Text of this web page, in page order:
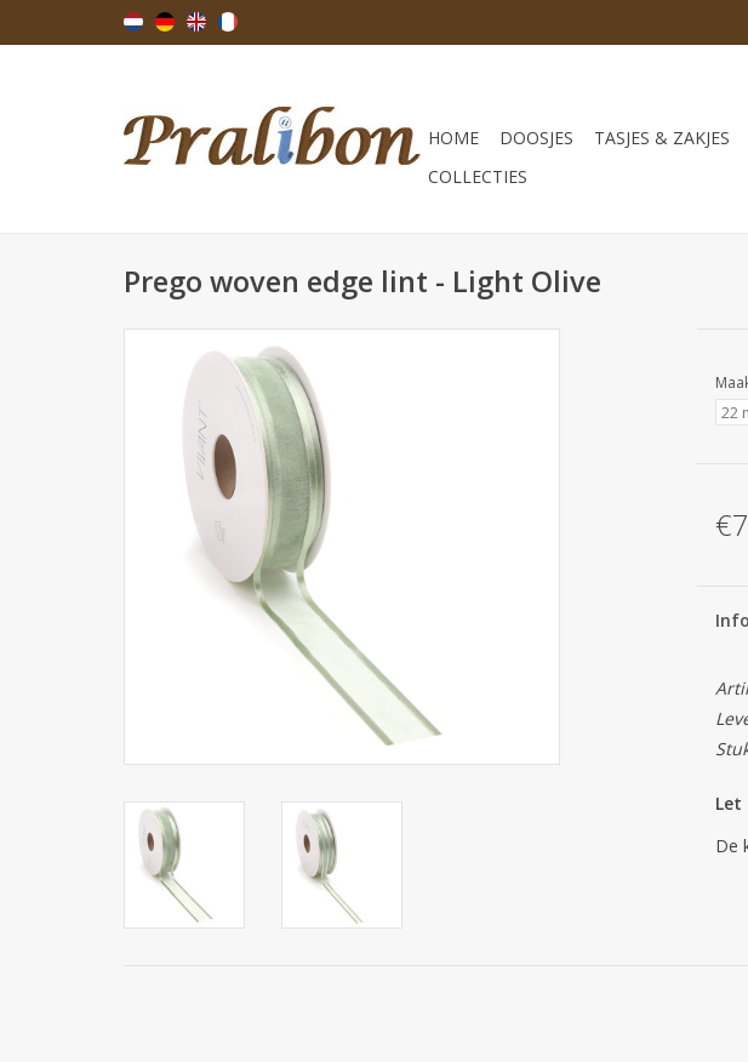
HOME DOOSJES TASJES & ZAKJES
COLLECTIES
Prego woven edge lint - Light Olive
Let
De